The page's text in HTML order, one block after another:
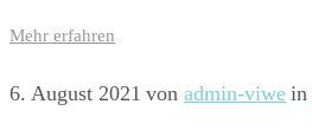
Mehr erfahren
6. August 2021 von admin-viwe in